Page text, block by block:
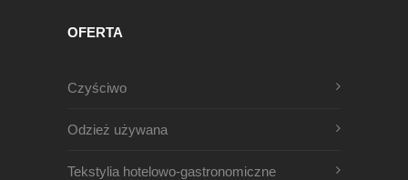
OFERTA
Czyściwo
Odzież używana
Tekstylia hotelowo-gastronomiczne